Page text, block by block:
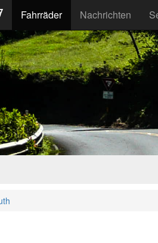
Fahrräder Nachrichten